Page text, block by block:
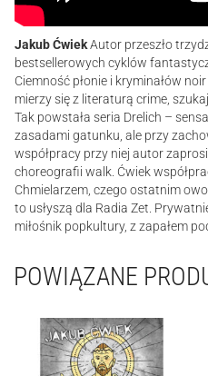
Jakub ĆwiekAutor przeszło
bestsellerowych cyklów
Ciemność płonie i kryminałów
mierzy się z literaturą crime,
Tak powstała seria Drelich –
zasadami gatunku, ale przy
współpracy przy niej autor
choreografii walk. Ćwiek
Chmielarzem, czego ostatnim
to usłyszą dla Radia Zet.
miłośnik popkultury, z zapałem
POWIĄZANE